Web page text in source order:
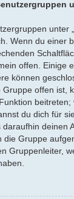
unter
Wenn du einer
offen. Einige
können
offen ist,
du dich für
deinen
die Gruppe
Gruppenleiter,